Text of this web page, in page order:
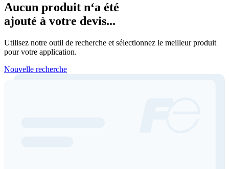
Aucun produit n‘a été
ajouté à votre devis...
Utilisez notre outil de recherche et sélectionnez le meilleur produit
pour votre application.
Nouvelle recherche